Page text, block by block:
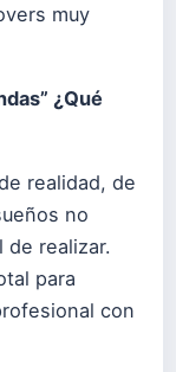
muy
¿Qué
realidad, de
no
realizar.
para
con